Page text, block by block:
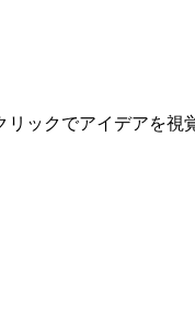
ックでアイデアを視